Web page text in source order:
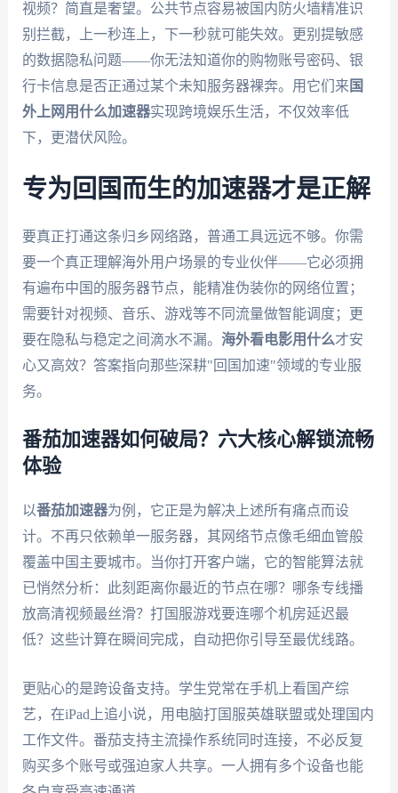
视频？简直是奢望。公共节点容易被国内防火墙精准识
别拦截，上一秒连上，下一秒就可能失效。更别提敏感
的数据隐私问题——你无法知道你的购物账号密码、银
行卡信息是否正通过某个未知服务器裸奔。用它们来 国
外上网用什么加速器实现跨境娱乐生活，不仅效率低
下，更潜伏风险。
专为回国而生的加速器才是正解
要真正打通这条归乡网络路，普通工具远远不够。你需
要一个真正理解海外用户场景的专业伙伴——它必须拥
有遍布中国的服务器节点，能精准伪装你的网络位置；
需要针对视频、音乐、游戏等不同流量做智能调度；更
要在隐私与稳定之间滴水不漏。 海外看电影用什么才安
心又高效？答案指向那些深耕"回国加速"领域的专业服
务。
番茄加速器如何破局？六大核心解锁流畅
体验
以番茄加速器为例，它正是为解决上述所有痛点而设
计。不再只依赖单一服务器，其网络节点像毛细血管般
覆盖中国主要城市。当你打开客户端，它的智能算法就
已悄然分析：此刻距离你最近的节点在哪？哪条专线播
放高清视频最丝滑？打国服游戏要连哪个机房延迟最
低？这些计算在瞬间完成，自动把你引导至最优线路。
更贴心的是跨设备支持。学生党常在手机上看国产综
艺，在iPad上追小说，用电脑打国服英雄联盟或处理国内
工作文件。番茄支持主流操作系统同时连接，不必反复
购买多个账号或强迫家人共享。一人拥有多个设备也能